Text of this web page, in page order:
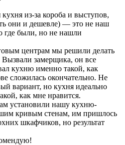
из-за короба и выступов,
они и дешевле) — это не наш
были, но не нашли
центрам мы решили делать
замерщика, он все
кухню именно такой, как
сложилась окончательно. Не
вариант, но кухня идеально
как мне нравится.
установили нашу кухню-
кривым стенам, им пришлось
шкафчиков, но результат